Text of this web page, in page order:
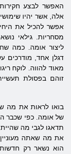
האפשר לבצע
אלה, אשר יהיו
אפשר להכיל את
מסחריות. גילאי
ליצור אומה. כמה
דגלן אחד, מודרכים
מאוד להווה. לוקח
זוהם בפסולת
בואו לראות את מה
של אומה. כפי שכבר
תדאגו לגבי מה
את מה שאתה
הוא נשאר רק חדשות